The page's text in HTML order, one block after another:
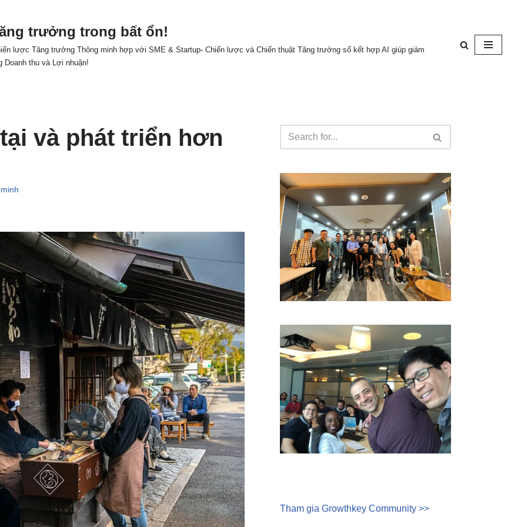
trưởng trong bất ổn!
lược Tăng trưởng Thông minh hợp với SME & Startup- Chiến lược và Chiến thuật Tăng trưởng số kết hợp AI giúp giảm
thu và Lợi nhuận!
và phát triển hơn
Tham gia Growthkey Community >>